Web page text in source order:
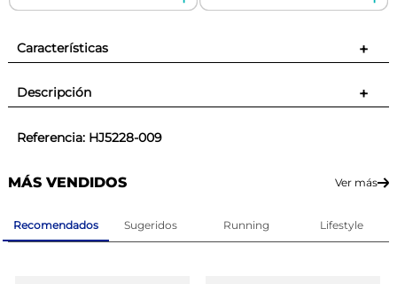
Características +
Descripción +
Referencia: HJ5228-009
MÁS VENDIDOS Ver más
Recomendados Sugeridos Running Lifestyle